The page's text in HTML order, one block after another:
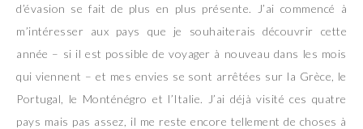
d’évasion se fait de plus en plus présente. J’ai commencé à
m’intéresser aux pays que je souhaiterais découvrir cette
année – si il est possible de voyager à nouveau dans les mois
qui viennent – et mes envies se sont arrêtées sur la Grèce, le
Portugal, le Monténégro et l’Italie. J’ai déjà visité ces quatre
pays mais pas assez, il me reste encore tellement de choses à